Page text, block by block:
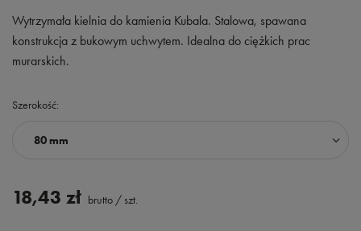
Wytrzymała kielnia do kamienia Kubala. Stalowa, spawana
konstrukcja z bukowym uchwytem. Idealna do ciężkich prac
murarskich.
Szerokość
80 mm
18,43 zł brutto / szt.